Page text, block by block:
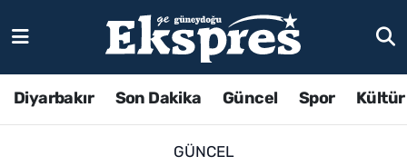
Diyarbakır Son Dakika Güncel Spor
GÜNCEL